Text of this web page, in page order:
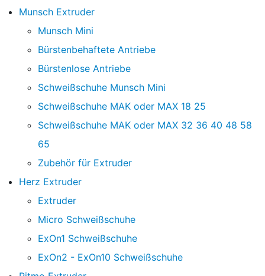
Munsch Extruder
Munsch Mini
Bürstenbehaftete Antriebe
Bürstenlose Antriebe
Schweißschuhe Munsch Mini
Schweißschuhe MAK oder MAX 18 25
Schweißschuhe MAK oder MAX 32 36 40 48 58
65
Zubehör für Extruder
Herz Extruder
Extruder
Micro Schweißschuhe
ExOn1 Schweißschuhe
ExOn2 - ExOn10 Schweißschuhe